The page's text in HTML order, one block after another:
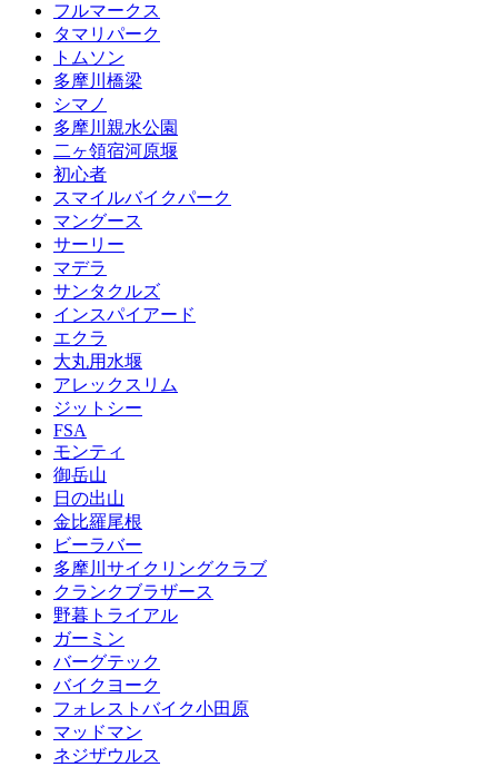
フルマークス
タマリパーク
トムソン
多摩川橋梁
シマノ
多摩川親水公園
二ヶ領宿河原堰
初心者
スマイルバイクパーク
マングース
サーリー
マデラ
サンタクルズ
インスパイアード
エクラ
大丸用水堰
アレックスリム
ジットシー
FSA
モンティ
御岳山
日の出山
金比羅尾根
ビーラバー
多摩川サイクリングクラブ
クランクブラザース
野暮トライアル
ガーミン
バーグテック
バイクヨーク
フォレストバイク小田原
マッドマン
ネジザウルス